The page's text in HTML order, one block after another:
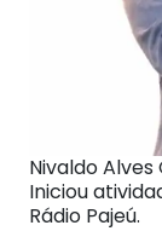
Nivaldo Alves
Iniciou
Rádio Pajeú.